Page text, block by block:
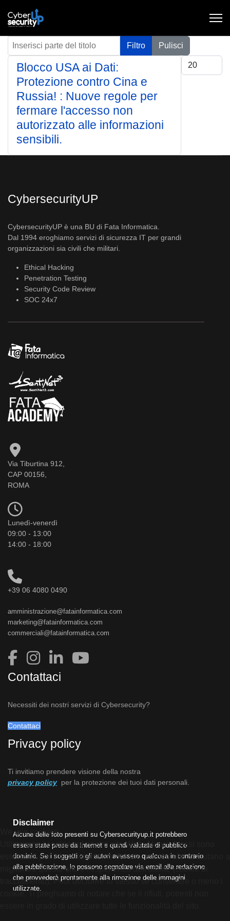
Inserisci parte del titolo Filtro
Pulisci
Visualizza #
Blocco USA ai Dati:
Protezione contro Cina e
Russia! : Nuove regole per
fermare l'accesso non
autorizzato alle informazioni
sensibili.
CybersecurityUP
CybersecurityUP è una BU di Fata Informatica.
Dal 1994 eroghiamo servizi di sicurezza IT per grandi
organizzazioni sia civili che militari.
Ethical Hacking
Penetration Testing
Security Code Review
SOC 24x7
Via Tiburtina 912,
CAP 00156,
ROMA
Lunedì-venerdì
09:00 - 13:00
14:00 - 18:00
+39 06 4080 0490
amministrazione@fatainformatica.com
marketing@fatainformatica.com
commerciali@fatainformatica.com
Contattaci
Necessiti dei nostri servizi di Cybersecurity?
Contattaci
Privacy policy
Ti invitiamo prendere visione della nostra
privacy policy per la protezione dei tuoi dati personali.
Disclaimer
Alcune delle foto presenti su Cybersecurityup.it potrebbero
essere state prese da Internet e quindi valutate di pubblico
dominio. Se i soggetti o gli autori avessero qualcosa in contrario
alla pubblicazione, lo possono segnalare via email alla redazione
che provvederà prontamente alla rimozione delle immagini
utilizzate.
We use cookies
Utilizziamo i cookie sul nostro sito Web. Alcuni di essi sono
essenziali per il funzionamento del sito, mentre altri ci aiutano a
migliorare questo sito e l'esperienza dell'utente (cookie di
tracciamento). Puoi decidere tu stesso se consentire o meno i
cookie. Ti preghiamo di notare che se li rifiuti, potresti non